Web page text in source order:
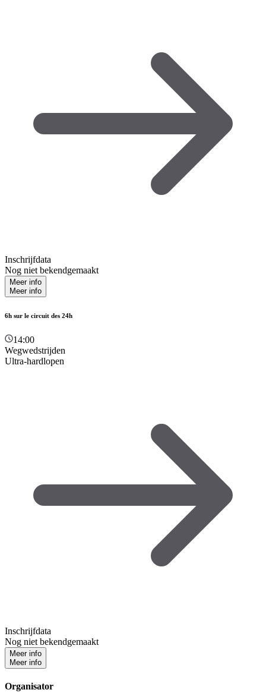
Inschrijfdata
Nog niet bekendgemaakt
Meer info
Meer info
6h sur le circuit des 24h
14:00
Wegwedstrijden
Ultra-hardlopen
Inschrijfdata
Nog niet bekendgemaakt
Meer info
Meer info
Organisator